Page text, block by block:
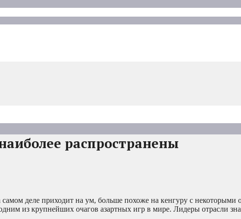
распространены
деле приходит на ум, больше похоже на кенгуру с некоторыми
из крупнейших очагов азартных игр в мире. Лидеры отрасли